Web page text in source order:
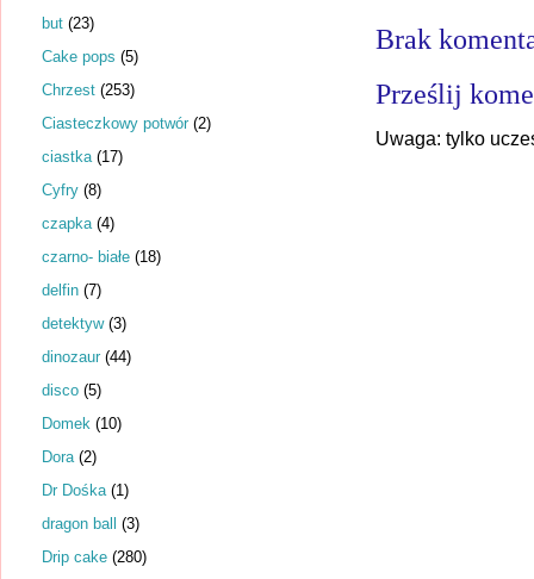
Brak
Prześlij
Uwaga: tylko
but (23)
Cake pops (5)
Chrzest (253)
Ciasteczkowy potwór (2)
ciastka (17)
Cyfry (8)
czapka (4)
czarno- białe (18)
delfin (7)
detektyw (3)
dinozaur (44)
disco (5)
Domek (10)
Dora (2)
Dr Dośka (1)
dragon ball (3)
Drip cake (280)